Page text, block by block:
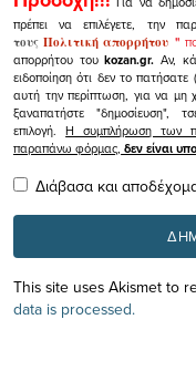
πρέπει να επιλέγετε, την
τουςΠολιτική απορρήτου"
απορρήτου τουkozan.gr. Αν,
ειδοποίηση ότι δεν το
αυτή την περίπτωση, για να μη
ξαναπατήστε "δημοσίευση",
επιλογή.Η συμπλήρωση των
παραπάνω φόρμας, δεν είναι
Διάβασα και
This site uses Akismet to
data is processed.